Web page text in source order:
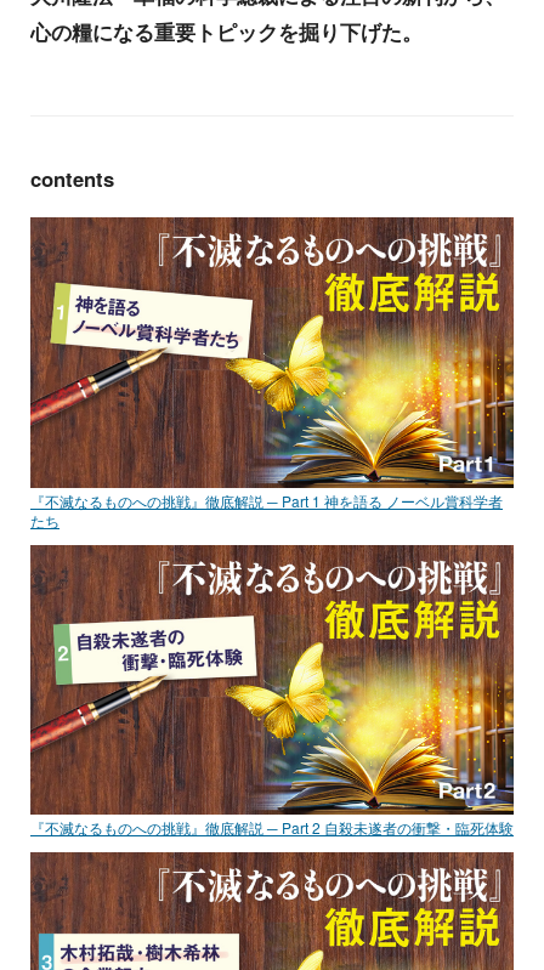
心の糧になる重要トピックを掘り下げた。
contents
『不滅なるものへの挑戦』徹底解説 ─ Part 1 神を語る ノーベル賞科学者
たち
『不滅なるものへの挑戦』徹底解説 ─ Part 2 自殺未遂者の衝撃・臨死体験